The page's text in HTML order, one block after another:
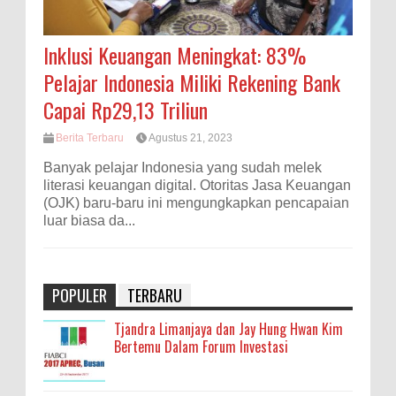
Inklusi Keuangan Meningkat: 83%
Pelajar Indonesia Miliki Rekening Bank
Capai Rp29,13 Triliun
Berita Terbaru Agustus 21, 2023
Banyak pelajar Indonesia yang sudah melek
literasi keuangan digital. Otoritas Jasa Keuangan
(OJK) baru-baru ini mengungkapkan pencapaian
luar biasa da...
POPULER TERBARU
Tjandra Limanjaya dan Jay Hung Hwan Kim
Bertemu Dalam Forum Investasi